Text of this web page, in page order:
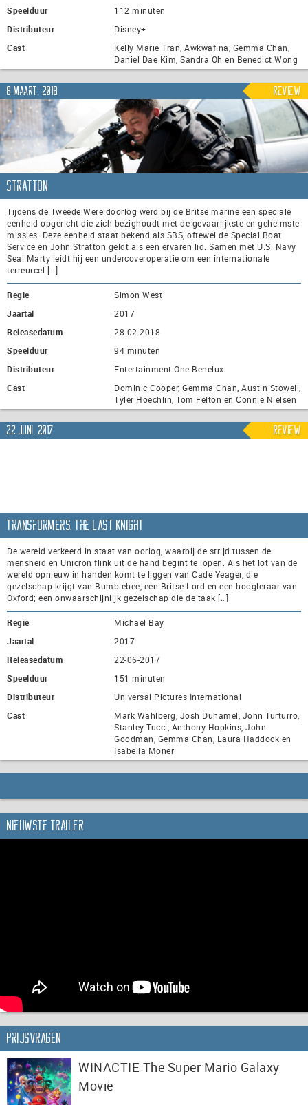
Speelduur
112 minuten
Distributeur
Disney+
Cast
Kelly Marie Tran, Awkwafina, Gemma Chan,
Daniel Dae Kim, Sandra Oh en Benedict Wong
8 maart, 2018 Review
Stratton
Tijdens de Tweede Wereldoorlog werd bij de Britse marine een speciale
eenheid opgericht die zich bezighoudt met de gevaarlijkste en geheimste
missies. Deze eenheid staat bekend als SBS, oftewel de Special Boat
Service en John Stratton geldt als een ervaren lid. Samen met U.S. Navy
Seal Marty leidt hij een undercoveroperatie om een internationale
terreurcel […]
Regie
Simon West
Jaartal
2017
Releasedatum
28-02-2018
Speelduur
94 minuten
Distributeur
Entertainment One Benelux
Cast
Dominic Cooper, Gemma Chan, Austin Stowell,
Tyler Hoechlin, Tom Felton en Connie Nielsen
22 juni, 2017 Review
Transformers: The Last Knight
De wereld verkeerd in staat van oorlog, waarbij de strijd tussen de
mensheid en Unicron flink uit de hand begint te lopen. Als het lot van de
wereld opnieuw in handen komt te liggen van Cade Yeager, die
gezelschap krijgt van Bumblebee, een Britse Lord en een hoogleraar van
Oxford; een onwaarschijnlijk gezelschap die de taak […]
Regie
Michael Bay
Jaartal
2017
Releasedatum
22-06-2017
Speelduur
151 minuten
Distributeur
Universal Pictures International
Cast
Mark Wahlberg, Josh Duhamel, John Turturro,
Stanley Tucci, Anthony Hopkins, John
Goodman, Gemma Chan, Laura Haddock en
Isabella Moner
Nieuwste trailer
Prijsvragen
WINACTIE The Super Mario Galaxy
Movie